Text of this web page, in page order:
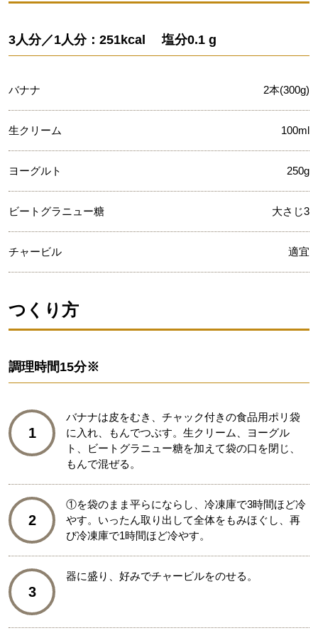
3人分／1人分：251kcal 塩分0.1 g
バナナ 2本(300g)
生クリーム 100ml
ヨーグルト 250g
ビートグラニュー糖 大さじ3
チャービル 適宜
つくり方
調理時間15分※
1
バナナは皮をむき、チャック付きの食品用ポリ袋
に入れ、もんでつぶす。生クリーム、ヨーグル
ト、ビートグラニュー糖を加えて袋の口を閉じ、
もんで混ぜる。
2
①を袋のまま平らにならし、冷凍庫で3時間ほど冷
やす。いったん取り出して全体をもみほぐし、再
び冷凍庫で1時間ほど冷やす。
3
器に盛り、好みでチャービルをのせる。